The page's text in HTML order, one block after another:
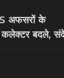
अफसरों के
कलेक्टर बदले,